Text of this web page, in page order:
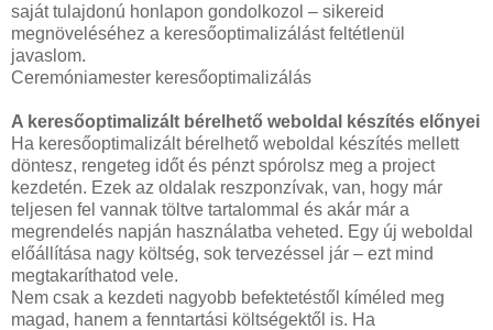
saját tulajdonú honlapon gondolkozol – sikereid
megnöveléséhez a keresőoptimalizálást feltétlenül
javaslom.
Ceremóniamester keresőoptimalizálás
A keresőoptimalizált bérelhető weboldal készítés előnyei
Ha keresőoptimalizált bérelhető weboldal készítés mellett
döntesz, rengeteg időt és pénzt spórolsz meg a project
kezdetén. Ezek az oldalak reszponzívak, van, hogy már
teljesen fel vannak töltve tartalommal és akár már a
megrendelés napján használatba veheted. Egy új weboldal
előállítása nagy költség, sok tervezéssel jár – ezt mind
megtakaríthatod vele.
Nem csak a kezdeti nagyobb befektetéstől kíméled meg
magad, hanem a fenntartási költségektől is. Ha